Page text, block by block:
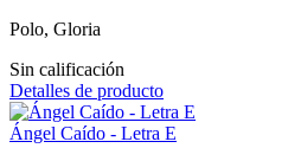
Polo, Gloria
Sin calificación
Detalles de producto
Ángel Caído - Letra E